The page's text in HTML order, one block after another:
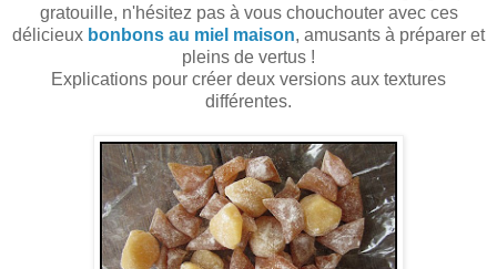
gratouille, n'hésitez pas à vous chouchouter avec ces
délicieux bonbons au miel maison, amusants à préparer et
pleins de vertus !
Explications pour créer deux versions aux textures
différentes.